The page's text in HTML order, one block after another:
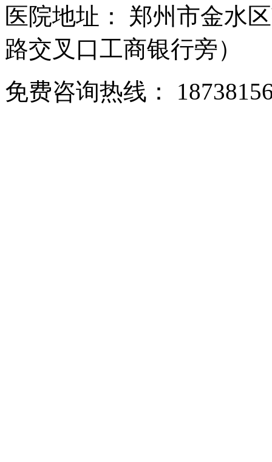
医院地址： 郑州市金水
路交叉口工商银行旁）
免费咨询热线：